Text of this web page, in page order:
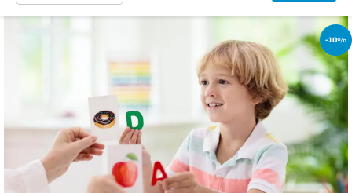
-10%